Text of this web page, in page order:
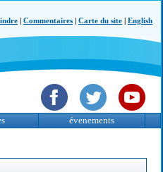
Commentaires Carte du site English
évenements